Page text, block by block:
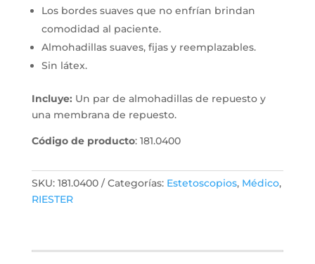
Los bordes suaves que no enfrían brindan
comodidad al paciente.
Almohadillas suaves, fijas y reemplazables.
Sin látex.
Incluye: Un par de almohadillas de repuesto y
una membrana de repuesto.
Código de producto: 181.0400
SKU: 181.0400 Categorías: Estetoscopios, Médico,
RIESTER